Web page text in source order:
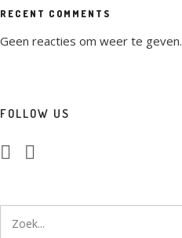
RECENT COMMENTS
Geen reacties om weer te geven.
FOLLOW US